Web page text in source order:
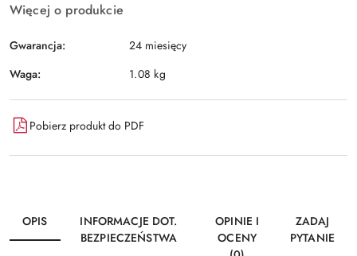
Więcej o produkcie
Gwarancja:
24 miesięcy
Waga:
1.08 kg
Pobierz produkt do PDF
OPIS
INFORMACJE DOT.
BEZPIECZEŃSTWA
OPINIE I
OCENY
ZADAJ
PYTANIE